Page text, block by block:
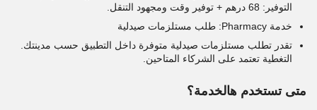
التوفير: 68 درهم + توفير وقت ومجهود التنقل.
خدمة Pharmacy: طلب مستلزمات صيدلية
تقدر تطلب مستلزمات صيدلية متوفرة داخل التطبيق حسب مدينتك.
التغطية تعتمد على الشركاء المتاحين.
متى تستخدم هالخدمة؟